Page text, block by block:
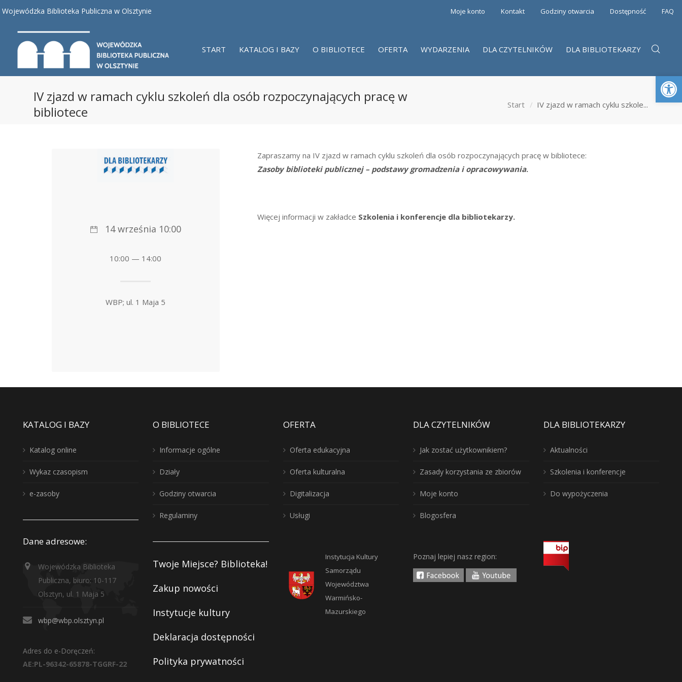
Wojewódzka Biblioteka Publiczna w Olsztynie Moje konto Kontakt Godziny otwarcia Dostępność FAQ
START KATALOG I BAZY O BIBLIOTECE OFERTA WYDARZENIA DLA CZYTELNIKÓW DLA BIBLIOTEKARZY
IV zjazd w ramach cyklu szkoleń dla osób rozpoczynających pracę w
bibliotece
Start IV zjazd w ramach cyklu szkole...
Zapraszamy na IV zjazd w ramach cyklu szkoleń dla osób rozpoczynających pracę w bibliotece:
Zasoby biblioteki publicznej – podstawy gromadzenia i opracowywania.
Więcej informacji w zakładce Szkolenia i konferencje dla bibliotekarzy.
14 września 10:00
10:00 — 14:00
WBP; ul. 1 Maja 5
KATALOG I BAZY
Katalog online
Wykaz czasopism
e-zasoby
Dane adresowe:
Wojewódzka Biblioteka
Publiczna, biuro: 10-117
Olsztyn, ul. 1 Maja 5
wbp@wbp.olsztyn.pl
Adres do e-Doręczeń:
AE:PL-96342-65878-TGGRF-22
O BIBLIOTECE
Informacje ogólne
Działy
Godziny otwarcia
Regulaminy
Twoje Miejsce? Biblioteka!
Zakup nowości
Instytucje kultury
Deklaracja dostępności
Polityka prywatności
OFERTA
Oferta edukacyjna
Oferta kulturalna
Digitalizacja
Usługi
Instytucja Kultury
Samorządu
Województwa
Warmińsko-
Mazurskiego
DLA CZYTELNIKÓW
Jak zostać użytkownikiem?
Zasady korzystania ze zbiorów
Moje konto
Blogosfera
Poznaj lepiej nasz region:
DLA BIBLIOTEKARZY
Aktualności
Szkolenia i konferencje
Do wypożyczenia